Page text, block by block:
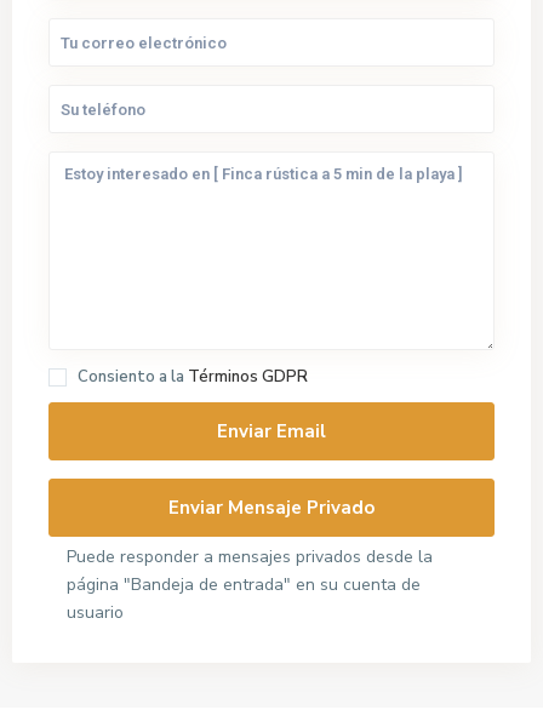
Consiento a la Términos GDPR
Puede responder a mensajes privados desde la
página "Bandeja de entrada" en su cuenta de
usuario